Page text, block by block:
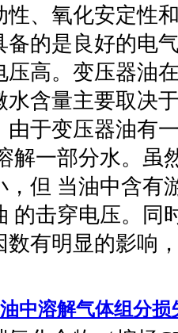
性、氧化安定性
备的是良好的电
压高。变压器油
水含量主要取决
由于变压器油有
解一部分水。虽
，但 当油中含有
的击穿电压。同
数有明显的影响
中溶解气体组分损